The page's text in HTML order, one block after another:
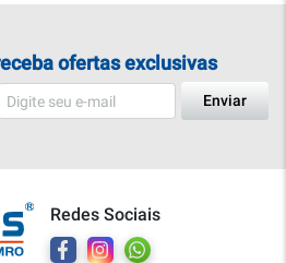
ofertas exclusivas
Enviar
Redes Sociais